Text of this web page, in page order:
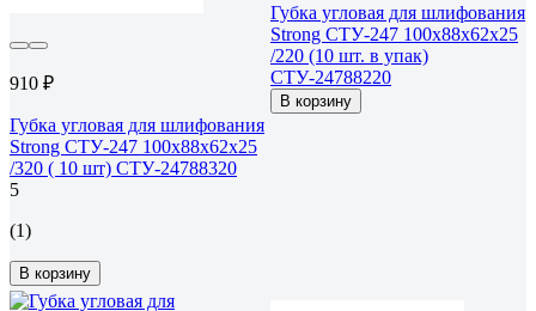
910 ₽
Губка угловая для шлифования
Strong СТУ-247 100х88х62х25
/320 ( 10 шт) СТУ-24788320
5
(1)
В корзину
Губка угловая для шлифования
Strong СТУ-247 100х88х62х25
/220 (10 шт. в упак)
СТУ-24788220
В корзину